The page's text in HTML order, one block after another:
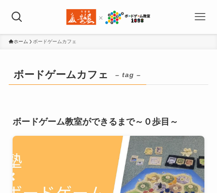
ホーム ボードゲームカフェ
ボードゲームカフェ – tag –
ボードゲーム教室ができるまで～０歩目～